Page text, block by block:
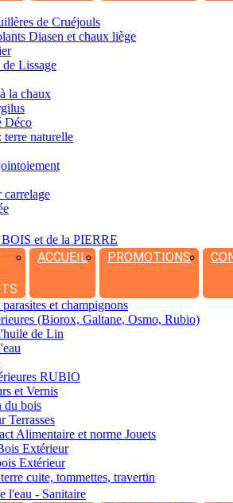
de Cruéjouls
Diasen et chaux liège
Lissage
la chaux
Déco
terre naturelle
carrelage
et de la PIERRE
ACCUEIL PROMOTIONS
et champignons
(Biorox, Galtane, Osmo, Rubio)
de Lin
RUBIO
et Vernis
du bois
Terrasses
Alimentaire et norme Jouets
Extérieur
Extérieur
cuite, tommettes, travertin
l'eau - Sanitaire